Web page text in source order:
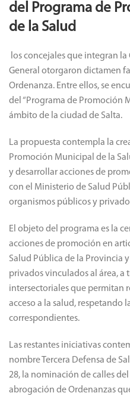
del Programa de
de la Salud
los concejales que integran
General otorgaron dictamen
Ordenanza. Entre ellos, se
del “Programa de Promoción
ámbito de la ciudad de Salta.
La propuesta contempla la
Promoción Municipal de la
y desarrollar acciones de
con el Ministerio de Salud
organismos públicos y
El objeto del programa es la
acciones de promoción en
Salud Pública de la Provincia
privados vinculados al área, a
intersectoriales que permitan
acceso a la salud, respetando
correspondientes.
Las restantes iniciativas
nombre Tercera Defensa de
28, la nominación de calles
abrogación de Ordenanzas